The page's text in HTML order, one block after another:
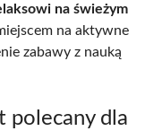
na świeżym
na aktywne
zabawy z nauką
polecany dla